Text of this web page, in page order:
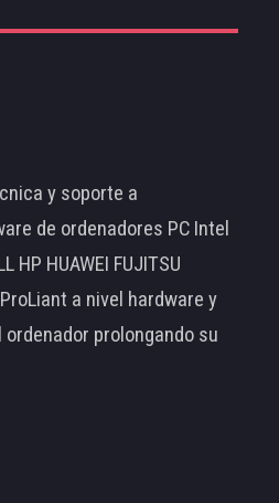
y soporte a
de ordenadores PC Intel
HUAWEI FUJITSU
ProLiant a nivel hardware y
prolongando su